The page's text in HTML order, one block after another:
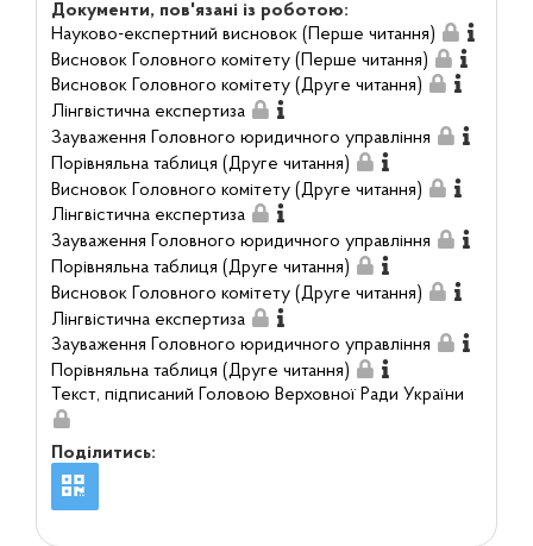
Документи, пов'язані із роботою:
Науково-експертний висновок (Перше читання)
Висновок Головного комітету (Перше читання)
Висновок Головного комітету (Друге читання)
Лінгвістична експертиза
Зауваження Головного юридичного управління
Порівняльна таблиця (Друге читання)
Висновок Головного комітету (Друге читання)
Лінгвістична експертиза
Зауваження Головного юридичного управління
Порівняльна таблиця (Друге читання)
Висновок Головного комітету (Друге читання)
Лінгвістична експертиза
Зауваження Головного юридичного управління
Порівняльна таблиця (Друге читання)
Текст, підписаний Головою Верховної Ради України
Поділитись: